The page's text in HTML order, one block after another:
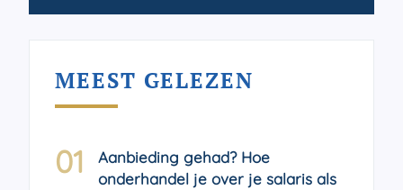
MEEST GELEZEN
01
Aanbieding gehad? Hoe
onderhandel je over je salaris als